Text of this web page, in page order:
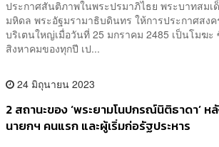
ประกาศสันติภาพในพระปรมาภิไธย พระบาทสม
มหิดล พระอัฐมรามาธิบดินทร ให้การประกาศสงค
บริเตนใหญ่เมื่อวันที่ 25 มกราคม 2485 เป็นโมฆ
สิงหาคมของทุกปี เป...
24 มิถุนายน 2023
2 สถานะของ ‘พระยามโนปกรณ์นิติธาดา’
นายกฯ คนแรก และผู้เริ่มก่อรัฐประหาร